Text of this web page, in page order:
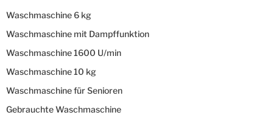
Waschmaschine 6 kg
Waschmaschine mit Dampffunktion
Waschmaschine 1600 U/min
Waschmaschine 10 kg
Waschmaschine für Senioren
Gebrauchte Waschmaschine